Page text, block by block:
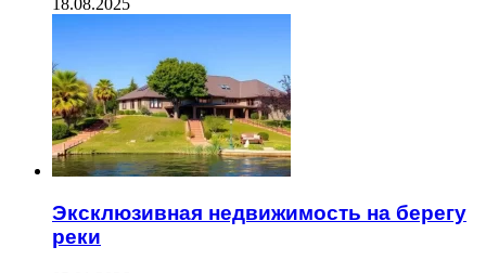
18.08.2025
Эксклюзивная недвижимость на берегу
реки